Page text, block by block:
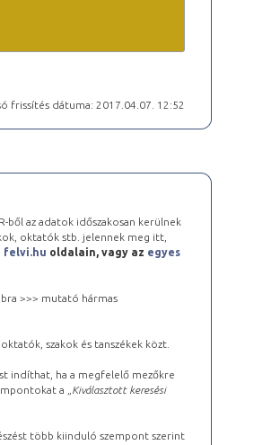
frissítés dátuma: 2017.04.07. 12:52
ből az adatok időszakosan kerülnek
oktatók stb. jelennek meg itt,
felvi.hu oldalain, vagy az egyes
>>> mutató hármas
szakok és tanszékek közt.
indíthat, ha a megfelelő mezőkre
a „ Kiválasztott keresési
több kiinduló szempont szerint